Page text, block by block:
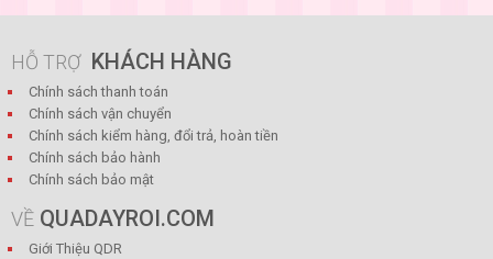
HỖ TRỢ KHÁCH HÀNG
Chính sách thanh toán
Chính sách vận chuyển
Chính sách kiểm hàng, đổi trả, hoàn tiền
Chính sách bảo hành
Chính sách bảo mật
VỀ QUADAYROI.COM
Giới Thiệu QDR